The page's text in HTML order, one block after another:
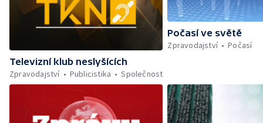
Televizní klub neslyšících
Zpravodajství
Publicistika Společnost
Počasí ve světě
Zpravodajství
Počasí